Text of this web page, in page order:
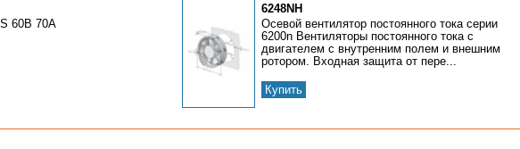
60В 70A
6248NH
Осевой вентилятор постоянного тока серии
6200n Вентиляторы постоянного тока с
двигателем с внутренним полем и внешним
ротором. Входная защита от пере...
Купить